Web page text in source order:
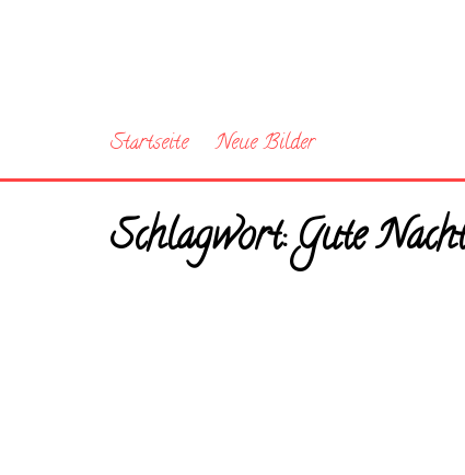
Startseite Neue Bilder
Schlagwort:Gute